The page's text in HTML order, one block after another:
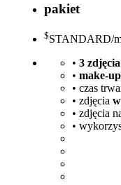
pakiet
$STANDARD/
• 3 zdjęcia
• make-up
• czas
• zdjęcia
• zdjęcia
•